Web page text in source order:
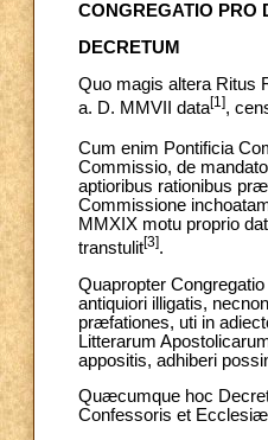
CONGREGATIO PRO
DECRETUM
Quo magis altera Ritus
a. D. MMVII data[1],
Cum enim Pontificia
Commissio, de
aptioribus rationibus
Commissione
MMXIX motu proprio
transtulit[3].
Quapropter
antiquiori illigatis,
præfationes, uti in
Litterarum
appositis, adhiberi
Quæcumque hoc
Confessoris et